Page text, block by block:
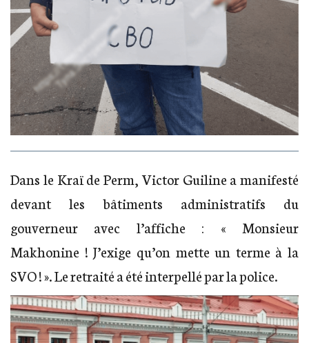
Dans le Kraï de Perm, Victor Guiline a manifesté
devant les bâtiments administratifs du
gouverneur avec l’affiche : « Monsieur
Makhonine ! J’exige qu’on mette un terme à la
SVO ! ». Le retraité a été interpellé par la police.